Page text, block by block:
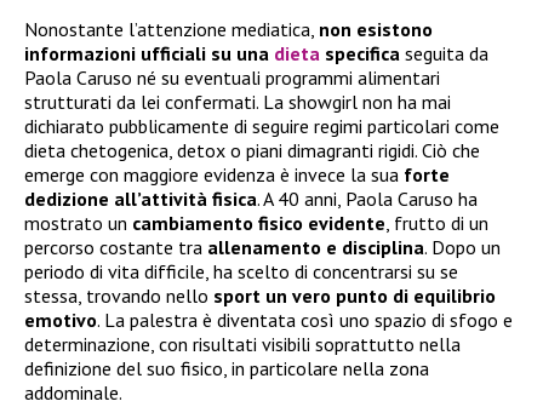
Nonostante l’attenzione mediatica, non esistono
informazioni ufficiali su una dieta specifica seguita da
Paola Caruso né su eventuali programmi alimentari
strutturati da lei confermati. La showgirl non ha mai
dichiarato pubblicamente di seguire regimi particolari come
dieta chetogenica, detox o piani dimagranti rigidi. Ciò che
emerge con maggiore evidenza è invece la sua forte
dedizione all’attività fisica. A 40 anni, Paola Caruso ha
mostrato un cambiamento fisico evidente, frutto di un
percorso costante tra allenamento e disciplina. Dopo un
periodo di vita difficile, ha scelto di concentrarsi su se
stessa, trovando nello sport un vero punto di equilibrio
emotivo. La palestra è diventata così uno spazio di sfogo e
determinazione, con risultati visibili soprattutto nella
definizione del suo fisico, in particolare nella zona
addominale.